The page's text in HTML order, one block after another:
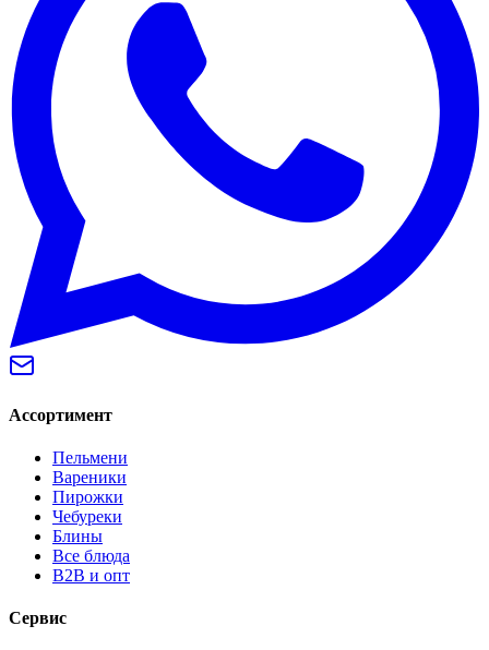
Ассортимент
Пельмени
Вареники
Пирожки
Чебуреки
Блины
Все блюда
B2B и опт
Сервис